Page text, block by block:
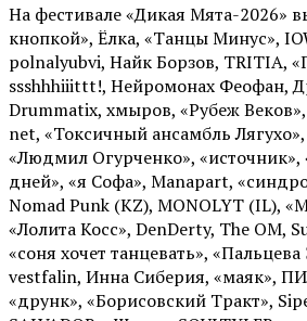
На фестивале «Дикая Мята-2026»
кнопкой», Ёлка, «Танцы Минус»,
polnalyubvi, Найк Борзов, TRITIA,
ssshhhiiittt!, Нейромонах Феофан,
Drummatix, хмыров, «Рубеж
net, «Токсичный ансамбль
«Людмил Огурченко», «источник»,
дней», «я Софа», Manapart,
Nomad Punk (KZ), MONOLYT (IL),
«Лолита Косс», DenDerty, The OM,
«соня хочет танцевать»,
vestfalin, Инна Сиберия, «маяк»,
«друнк», «Борисовский Тракт»,